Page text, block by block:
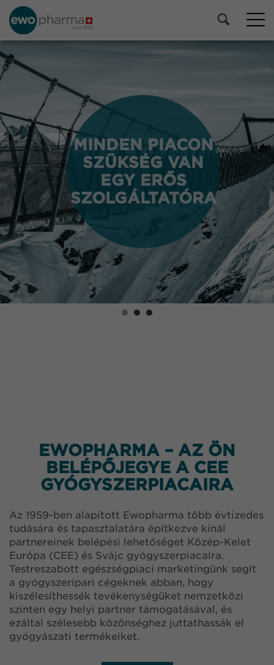
MINDEN PIACON
SZÜKSÉG VAN
EGY ERŐS
SZOLGÁLTATÓRA
MINDEN PIACON
SZÜKSÉG VAN
EGY ERŐS
SZOLGÁLTATÓRA
EWOPHARMA – AZ ÖN
BELÉPŐJEGYE A CEE
GYÓGYSZERPIACAIRA
Az 1959-ben alapított Ewopharma több évtizedes
tudására és tapasztalatára építkezve kínál
partnereinek belépési lehetőséget Közép-Kelet
Európa (CEE) és Svájc gyógyszerpiacaira.
Testreszabott egészségpiaci marketingünk segít
a gyógyszeripari cégeknek abban, hogy
kiszélesíthessék tevékenységüket nemzetközi
szinten egy helyi partner támogatásával, és
ezáltal szélesebb közönséghez juttathassák el
gyógyászati termékeiket.